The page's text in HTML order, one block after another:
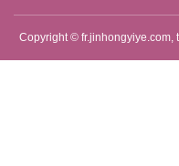
Copyright © fr.jinhongyiye.com,